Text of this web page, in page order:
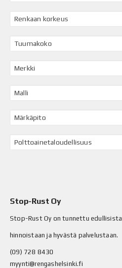
Renkaan korkeus
Tuumakoko
Merkki
Malli
Märkäpito
Polttoainetaloudellisuus
Stop-Rust Oy
Stop-Rust Oy on tunnettu edullisista
hinnoistaan ja hyvästä palvelustaan.
(09) 728 8430
myynti@rengashelsinki.fi